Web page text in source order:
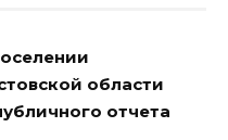
области
отчета